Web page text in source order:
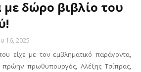
δώρο βιβλίο του
16, 2025
είχε με τον εμβληματικό παράγοντα,
πρωθυπουργός, Αλέξης Τσίπρας,